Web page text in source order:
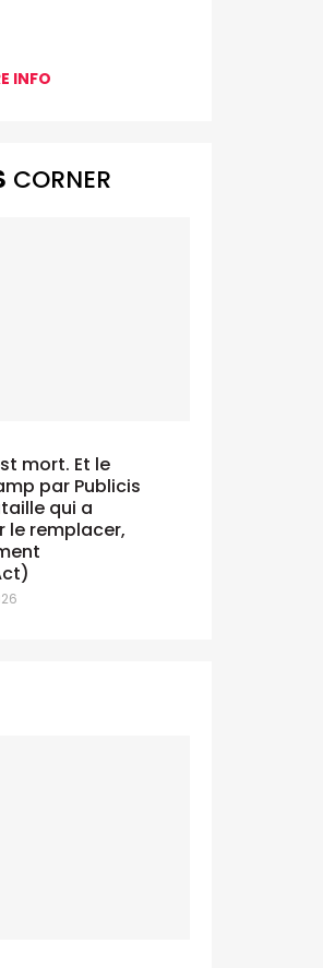
INFO
CORNER
mort. Et le
par Publicis
qui a
le remplacer,